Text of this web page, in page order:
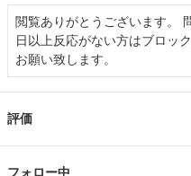
閲覧ありがとうございます。
日以上反応がない方はブロッ
お願い致します。
評価
フォロー中